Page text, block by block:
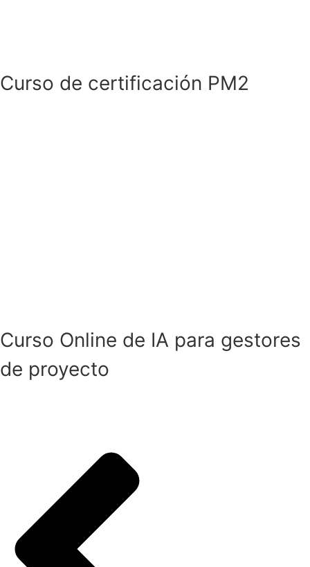
Curso de certificación PM2
Curso Online de IA para gestores
de proyecto